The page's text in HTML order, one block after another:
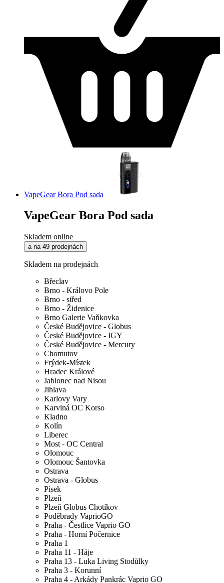
VapeGear Bora Pod sada
VapeGear Bora Pod sada
Skladem online
a na 49 prodejnách
Skladem na prodejnách
Břeclav
Brno - Královo Pole
Brno - střed
Brno - Židenice
Brno Galerie Vaňkovka
České Budějovice - Globus
České Budějovice - IGY
České Budějovice - Mercury
Chomutov
Frýdek-Místek
Hradec Králové
Jablonec nad Nisou
Jihlava
Karlovy Vary
Karviná OC Korso
Kladno
Kolín
Liberec
Most - OC Central
Olomouc
Olomouc Šantovka
Ostrava
Ostrava - Globus
Písek
Plzeň
Plzeň Globus Chotíkov
Poděbrady VaprioGO
Praha - Čestlice Vaprio GO
Praha - Horní Počernice
Praha 1
Praha 11 - Háje
Praha 13 - Luka Living Stodůlky
Praha 3 - Korunní
Praha 4 - Arkády Pankrác Vaprio GO